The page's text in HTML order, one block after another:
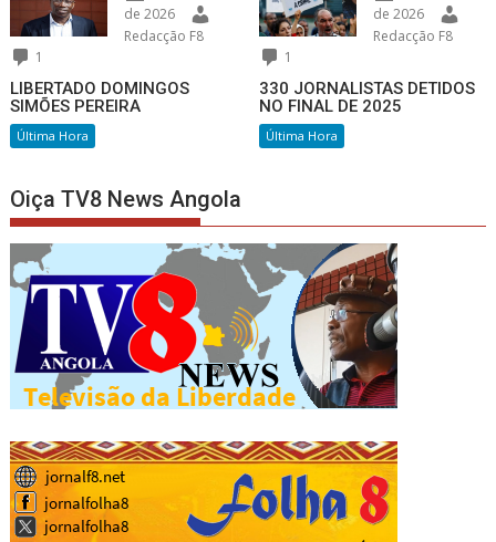
de 2026
Redacção F8
1
LIBERTADO DOMINGOS
SIMÕES PEREIRA
Última Hora
de 2026
Redacção F8
1
330 JORNALISTAS DETIDOS
NO FINAL DE 2025
Última Hora
Oiça TV8 News Angola